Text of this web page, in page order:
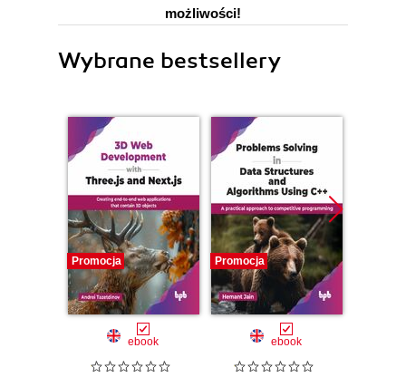
możliwości!
Wybrane bestsellery
Promocja
ebook
Promocja
ebook